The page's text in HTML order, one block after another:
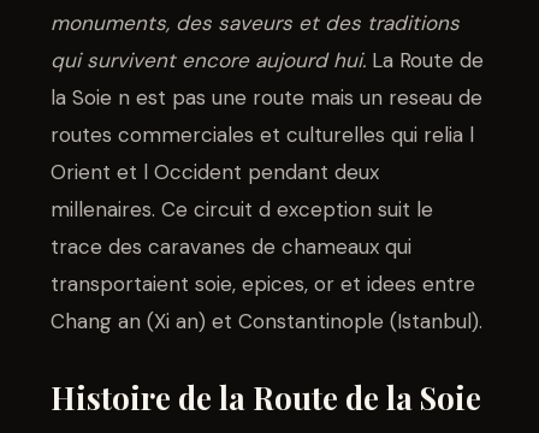
monuments, des saveurs et des traditions
qui survivent encore aujourd hui. La Route de
la Soie n est pas une route mais un reseau de
routes commerciales et culturelles qui relia l
Orient et l Occident pendant deux
millenaires. Ce circuit d exception suit le
trace des caravanes de chameaux qui
transportaient soie, epices, or et idees entre
Chang an (Xi an) et Constantinople (Istanbul).
Histoire de la Route de la Soie